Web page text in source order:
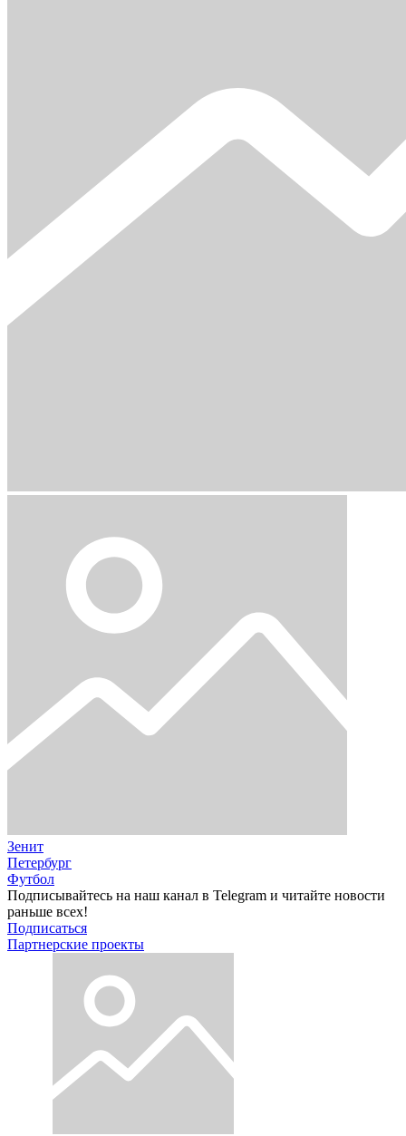
Зенит
Петербург
Футбол
Подписывайтесь на наш канал в Telegram и читайте новости
раньше всех!
Подписаться
Партнерские проекты